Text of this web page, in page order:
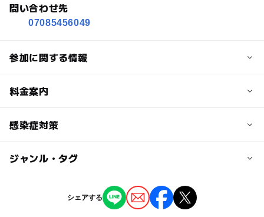
問い合わせ先
07085456049
参加に関する情報
定員
最終応募締切 2025-3-20(木)
料金案内
子供の料金
感染症対策
風邪様の症状があるときは、参加をご遠慮ください。キャ
ジャンル・タグ
シェアする